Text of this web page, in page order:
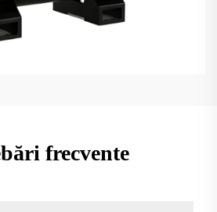
frecvente